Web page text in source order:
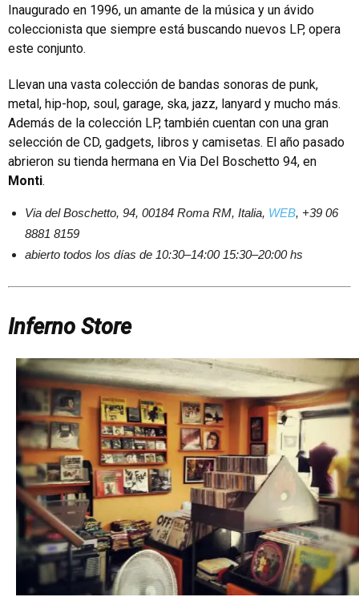
Inaugurado en 1996, un amante de la música y un ávido
coleccionista que siempre está buscando nuevos LP, opera
este conjunto.
Llevan una vasta colección de bandas sonoras de punk,
metal, hip-hop, soul, garage, ska, jazz, lanyard y mucho más.
Además de la colección LP, también cuentan con una gran
selección de CD, gadgets, libros y camisetas. El año pasado
abrieron su tienda hermana en Via Del Boschetto 94, en
Monti.
Via del Boschetto, 94, 00184 Roma RM, Italia, WEB, +39 06
8881 8159
abierto todos los días de 10:30–14:00 15:30–20:00 hs
Inferno Store